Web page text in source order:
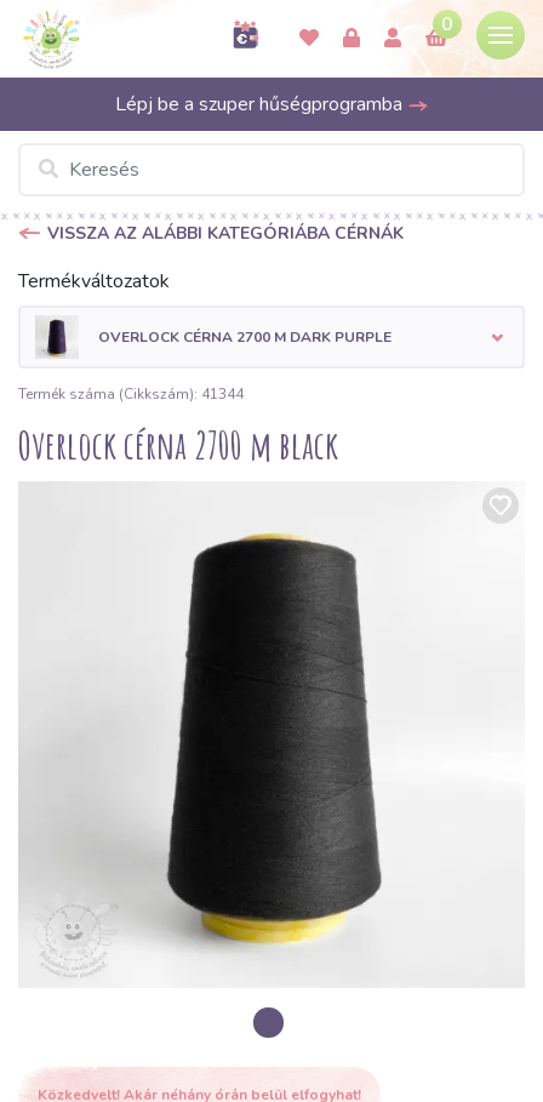
0
Lépj be a szuper hűségprogramba
VISSZA AZ ALÁBBI KATEGÓRIÁBA CÉRNÁK
Termékváltozatok
OVERLOCK CÉRNA 2700 M DARK PURPLE
Termék száma (Cikkszám): 41344
Overlock cérna 2700 m black
Közkedvelt! Akár néhány órán belül elfogyhat!